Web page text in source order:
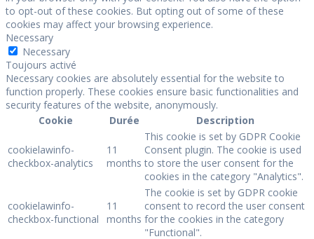
to opt-out of these cookies. But opting out of some of these
cookies may affect your browsing experience.
Necessary
Necessary
Toujours activé
Necessary cookies are absolutely essential for the website to
function properly. These cookies ensure basic functionalities and
security features of the website, anonymously.
Cookie
Durée Description
cookielawinfo-
checkbox-analytics
11
months
This cookie is set by GDPR Cookie
Consent plugin. The cookie is used
to store the user consent for the
cookies in the category "Analytics".
cookielawinfo-
checkbox-functional
11
months
The cookie is set by GDPR cookie
consent to record the user consent
for the cookies in the category
"Functional".